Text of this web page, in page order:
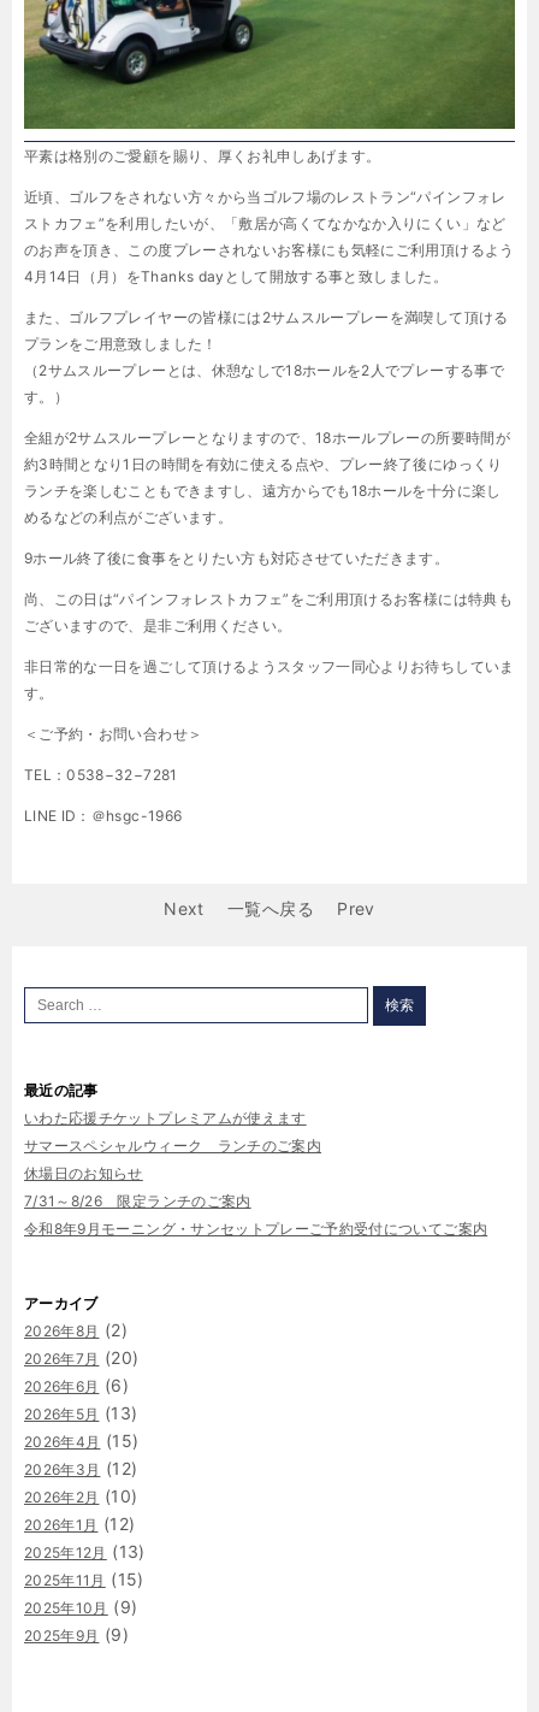
平素は格別のご愛顧を賜り、厚くお礼申しあげます。
近頃、ゴルフをされない方々から当ゴルフ場のレストラン“パインフォレ
ストカフェ”を利用したいが、「敷居が高くてなかなか入りにくい」など
のお声を頂き、この度プレーされないお客様にも気軽にご利用頂けるよう
4月14日（月）をThanks dayとして開放する事と致しました。
また、ゴルフプレイヤーの皆様には2サムスループレーを満喫して頂ける
プランをご用意致しました！
（2サムスループレーとは、休憩なしで18ホールを2人でプレーする事で
す。）
全組が2サムスループレーとなりますので、18ホールプレーの所要時間が
約3時間となり1日の時間を有効に使える点や、プレー終了後にゆっくり
ランチを楽しむこともできますし、遠方からでも18ホールを十分に楽し
めるなどの利点がございます。
9ホール終了後に食事をとりたい方も対応させていただきます。
尚、この日は“パインフォレストカフェ”をご利用頂けるお客様には特典も
ございますので、是非ご利用ください。
非日常的な一日を過ごして頂けるようスタッフ一同心よりお待ちしていま
す。
＜ご予約・お問い合わせ＞
TEL：0538−32−7281
LINE ID：＠hsgc-1966
Next 一覧へ戻る Prev
最近の記事
いわた応援チケットプレミアムが使えます
サマースペシャルウィーク ランチのご案内
休場日のお知らせ
7/31～8/26 限定ランチのご案内
令和8年9月モーニング・サンセットプレーご予約受付についてご案内
アーカイブ
2026年8月 (2)
2026年7月 (20)
2026年6月 (6)
2026年5月 (13)
2026年4月 (15)
2026年3月 (12)
2026年2月 (10)
2026年1月 (12)
2025年12月 (13)
2025年11月 (15)
2025年10月 (9)
2025年9月 (9)